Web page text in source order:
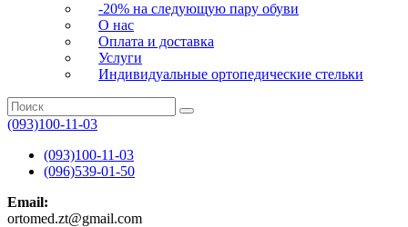
-20% на следующую пару обуви
О нас
Оплата и доставка
Услуги
Индивидуальные ортопедические стельки
(093)100-11-03
(093)100-11-03
(096)539-01-50
Email:
ortomed.zt@gmail.com